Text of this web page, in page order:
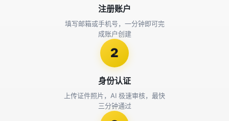
注册账户
填写邮箱或手机号，一分钟即可完
成账户创建
2
身份认证
上传证件照片，AI 极速审核，最快
三分钟通过